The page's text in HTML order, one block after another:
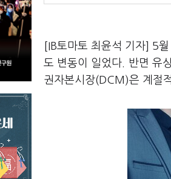
[IB토마토 최윤석 기자] 5
도 변동이 일었다. 반면 유
권자본시장(DCM)은 계절